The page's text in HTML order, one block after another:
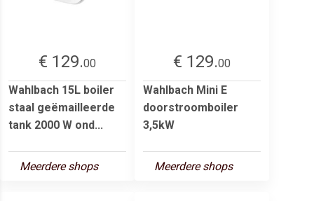
€ 129.00
Wahlbach 15L boiler
staal geëmailleerde
tank 2000 W ond...
Meerdere shops
€ 129.00
Wahlbach Mini E
doorstroomboiler
3,5kW
Meerdere shops